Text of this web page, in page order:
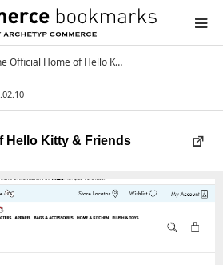
Official Home of Hello K…
Hello Kitty & Friends